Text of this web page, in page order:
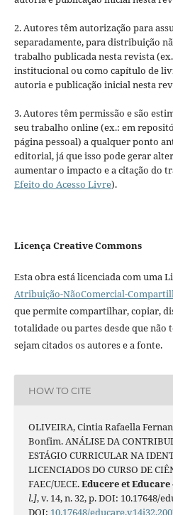
2. Autores têm autorização para
separadamente, para distribuição
trabalho publicada nesta revista
institucional ou como capítulo de
autoria e publicação inicial nesta
3. Autores têm permissão e são
seu trabalho online (ex.: em
página pessoal) a qualquer ponto
editorial, já que isso pode gerar
aumentar o impacto e a citação do
Efeito do Acesso Livre).
Licença Creative Commons
Esta obra está licenciada com uma
Atribuição-NãoComercial-
que permite compartilhar, copiar,
totalidade ou partes desde que não
sejam citados os autores e a fonte.
HOW TO CITE
OLIVEIRA, Cintia Rafaella
Bonfim. ANÁLISE DA
ESTÁGIO CURRICULAR NA
LICENCIADOS DO CURSO DE
FAEC/UECE.Educere et Educare
l.], v. 14, n. 32, p. DOI: 10.17648/